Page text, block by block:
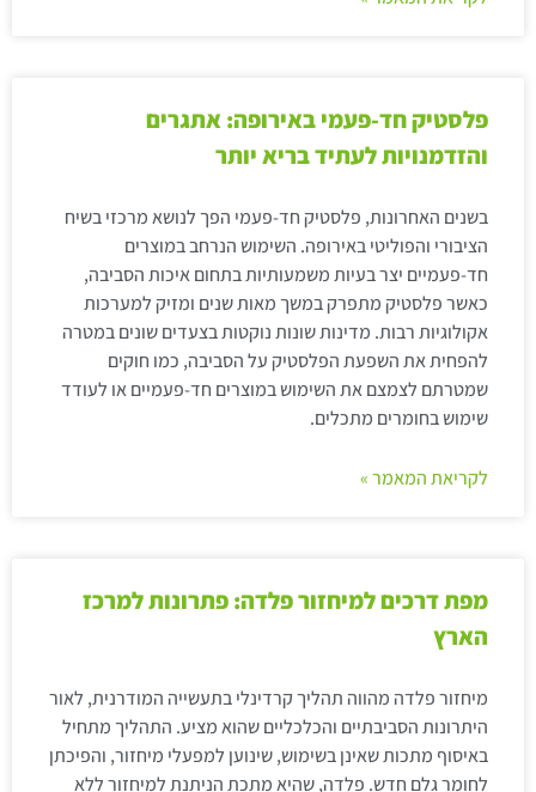
פלסטיק חד-פעמי באירופה: אתגרים
והזדמנויות לעתיד בריא יותר
בשנים האחרונות, פלסטיק חד-פעמי הפך לנושא מרכזי בשיח
הציבורי והפוליטי באירופה. השימוש הנרחב במוצרים
חד-פעמיים יצר בעיות משמעותיות בתחום איכות הסביבה,
כאשר פלסטיק מתפרק במשך מאות שנים ומזיק למערכות
אקולוגיות רבות. מדינות שונות נוקטות בצעדים שונים במטרה
להפחית את השפעת הפלסטיק על הסביבה, כמו חוקים
שמטרתם לצמצם את השימוש במוצרים חד-פעמיים או לעודד
שימוש בחומרים מתכלים.
לקריאת המאמר »
מפת דרכים למיחזור פלדה: פתרונות למרכז
הארץ
מיחזור פלדה מהווה תהליך קרדינלי בתעשייה המודרנית, לאור
היתרונות הסביבתיים והכלכליים שהוא מציע. התהליך מתחיל
באיסוף מתכות שאינן בשימוש, שינוען למפעלי מיחזור, והפיכתן
לחומר גלם חדש. פלדה, שהיא מתכת הניתנת למיחזור ללא